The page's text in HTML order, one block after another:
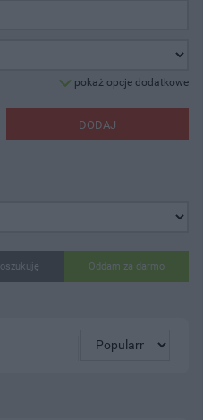
pokaż opcje dodatkowe
DODAJ
Oddam za darmo